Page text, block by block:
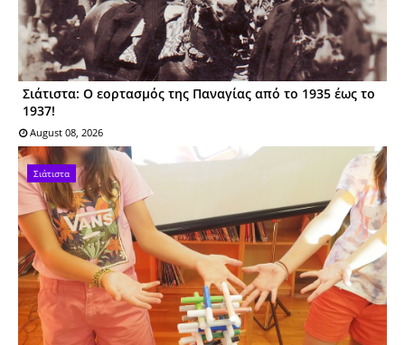
Σιάτιστα: Ο εορτασμός της Παναγίας από το 1935 έως το
1937!
August 08, 2026
Σιάτιστα